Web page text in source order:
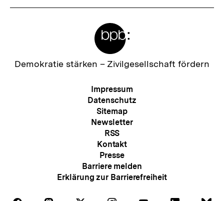
Zur
Demokratie stärken – Zivilgesellschaft fördern
Meta-
Navigation
Impressum
Datenschutz
Sitemap
Newsletter
RSS
Kontakt
Presse
Barriere melden
Erklärung zur Barrierefreiheit